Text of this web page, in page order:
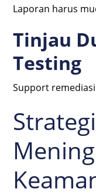
Laporan harus
Tinjau
Testing
Support
Strategi